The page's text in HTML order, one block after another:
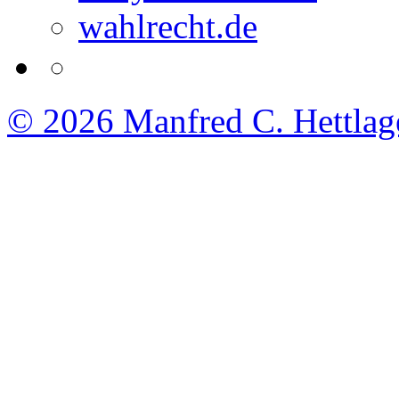
wahlrecht.de
© 2026 Manfred C.